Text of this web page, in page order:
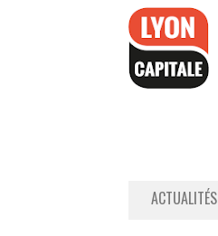
ACTUALITÉS